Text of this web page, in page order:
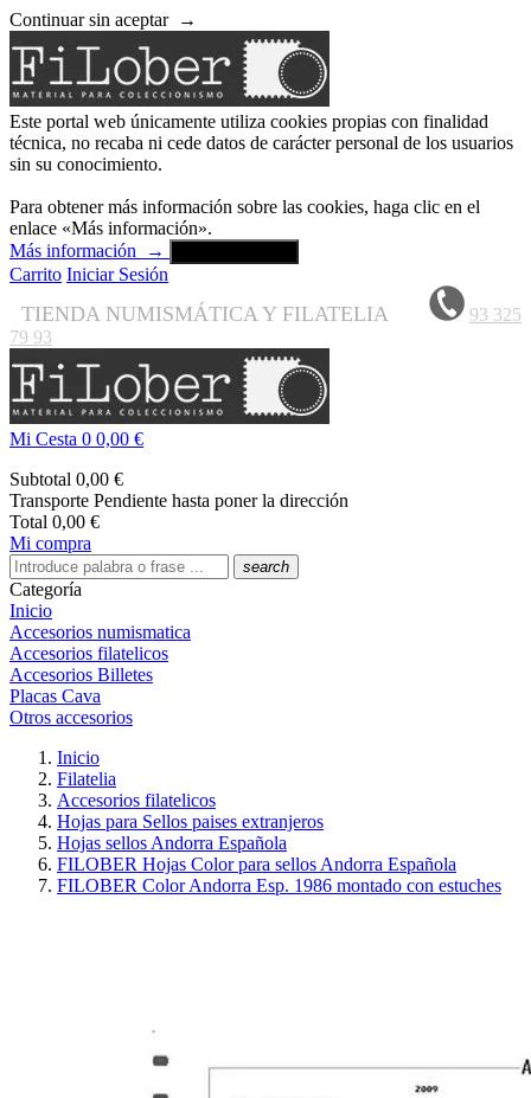
Continuar sin aceptar →
Este portal web únicamente utiliza cookies propias con finalidad
técnica, no recaba ni cede datos de carácter personal de los usuarios
sin su conocimiento.
Para obtener más información sobre las cookies, haga clic en el
enlace «Más información».
Más información
→
Carrito Iniciar Sesión
TIENDA NUMISMÁTICA Y FILATELIA
93 325
79 93
Mi Cesta 0 0,00 €
Subtotal 0,00 €
Transporte Pendiente hasta poner la dirección
Total 0,00 €
Mi compra
search
Categoría
Inicio
Accesorios numismatica
Accesorios filatelicos
Accesorios Billetes
Placas Cava
Otros accesorios
Inicio
Filatelia
Accesorios filatelicos
Hojas para Sellos paises extranjeros
Hojas sellos Andorra Española
FILOBER Hojas Color para sellos Andorra Española
FILOBER Color Andorra Esp. 1986 montado con estuches